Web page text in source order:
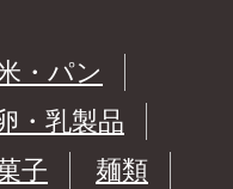
・パン
・乳製品
子
麺類